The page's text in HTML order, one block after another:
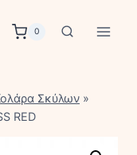
0
Σκύλων »
RED